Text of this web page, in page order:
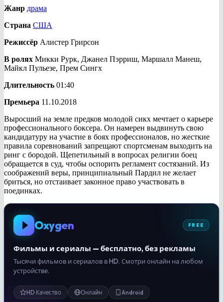
Жанр драма
Страна США
Режиссёр Алистер Грирсон
В ролях Микки Рурк, Джанел Пэрриш, Маршалл Манеш,
Майкл Пульезе, Прем Сингх
Длительность 01:40
Премьера 11.10.2018
Выросший на земле предков молодой сикх мечтает о карьере
профессионального боксера. Он намерен выдвинуть свою
кандидатуру на участие в боях профессионалов, но жесткие
правила соревнований запрещают спортсменам выходить на
ринг с бородой. Щепетильный в вопросах религии боец
обращается в суд, чтобы оспорить регламент состязаний. Из
соображений веры, принципиальный Пардил не желает
бриться, но отстаивает законное право участвовать в
поединках.
Oxygen FREE
Фильмы и сериалы — бесплатно, без рекламы
Тысячи фильмов и сериалов в HD. Смотри онлайн на любом
устройстве.
HD Качество Онлайн Android